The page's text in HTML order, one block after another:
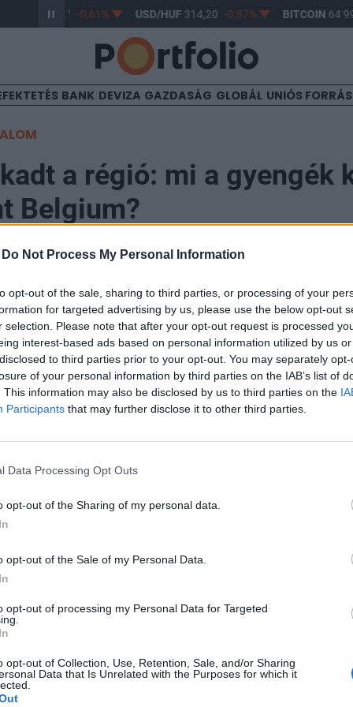
Do Not Process My Personal Information
opt-out of the sale, sharing to third parties, or processing of your
for targeted advertising by us, please use the below opt-out
selection. Please note that after your opt-out request is processed
interest-based ads based on personal information utilized by us
to third parties prior to your opt-out. You may separately
of your personal information by third parties on the IAB’s list of
This information may also be disclosed by us to third parties on the
Participants that may further disclose it to other third parties.
Data Processing Opt Outs
opt-out of the Sharing of my personal data.
opt-out of the Sale of my Personal Data.
opt-out of processing my Personal Data for Targeted
opt-out of Collection, Use, Retention, Sale, and/or Sharing
Data that Is Unrelated with the Purposes for which it
363,17 -0,61% USD/HUF 314,20 -0,87% BITCOIN64
BANK DEVIZA GAZDASÁG GLOBÁL UNIÓS
a régió: mi a gyengék
Belgium?
látványosan két táborra szakadt a kelet-
megítélése alapján és Magyarország,
megítélésűek táborához tartozik. A térségben a
a nemzetközi hitelcsomag fenntartásáért küzdő
kezd a mi térségünk kockázati szintje felé
gyengébb szinteken ragadásán, illetve az országkockázati
portfolio.hu hírarchívumához tartozik, melynek olvasása
tartalmazza:
cikkarchívum